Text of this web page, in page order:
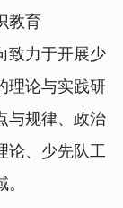
教育
力于开展少
理论与实践研
与规律、政治
论、少先队工